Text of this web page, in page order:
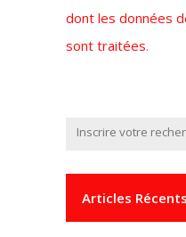
dont les données
sont traitées.
Articles Récents